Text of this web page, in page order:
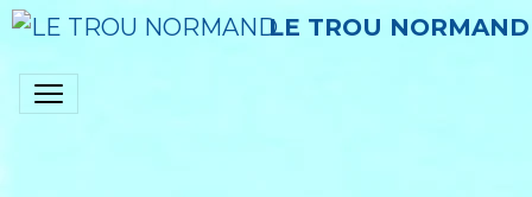
LE TROU NORMAND